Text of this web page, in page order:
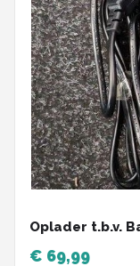
Oplader t.b.v.
€ 69,99